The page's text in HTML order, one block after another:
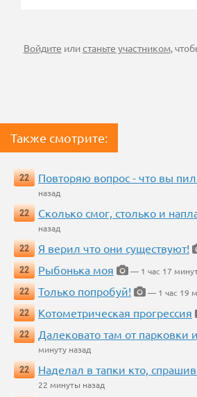
Войдите илистаньте участником,
Также смотрите:
22 Повторяю вопрос - что вы
назад
22
Сколько смог, столько и
назад
22
Я верил что они существуют!
22
Рыбонька моя
— 1 час 17
22
Только попробуй!
— 1 час 19
22
Котометрическая прогрессия
22
Далековато там от парковки
минуту назад
22
Наделал в тапки кто,
22 минуты назад